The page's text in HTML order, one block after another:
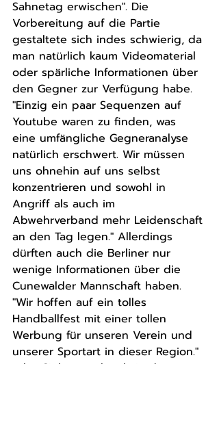
Sahnetag erwischen". Die
Vorbereitung auf die Partie
gestaltete sich indes schwierig, da
man natürlich kaum Videomaterial
oder spärliche Informationen über
den Gegner zur Verfügung habe.
"Einzig ein paar Sequenzen auf
Youtube waren zu finden, was
eine umfängliche Gegneranalyse
natürlich erschwert. Wir müssen
uns ohnehin auf uns selbst
konzentrieren und sowohl in
Angriff als auch im
Abwehrverband mehr Leidenschaft
an den Tag legen." Allerdings
dürften auch die Berliner nur
wenige Informationen über die
Cunewalder Mannschaft haben.
"Wir hoffen auf ein tolles
Handballfest mit einer tollen
Werbung für unseren Verein und
unserer Sportart in dieser Region."
rührt Sieber nochmals in der